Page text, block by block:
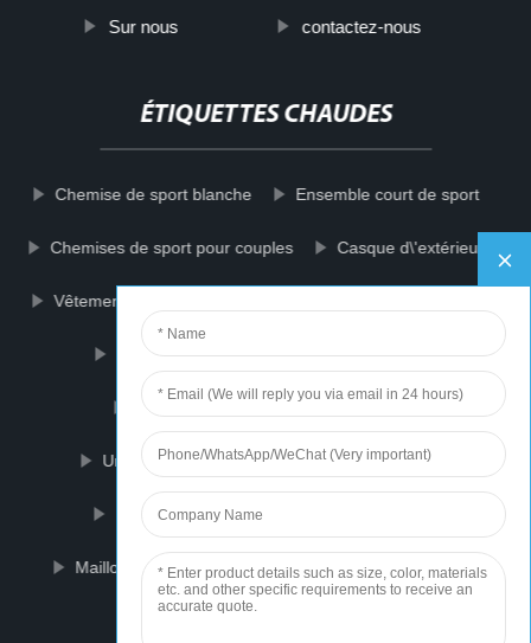
Sur nous contactez-nous
ÉTIQUETTES CHAUDES
Chemise de sport blanche Ensemble court de sport
Chemises de sport pour couples Casque d\'extérieur
Vêtements de sport personnalisés
Visière coupe-vent Visière de moto
Ensembles d\'uniformes de football
Uniforme de basket-ball Short de sport
Débardeur Gym
Maillot de foot pour enfants Leggings de sport